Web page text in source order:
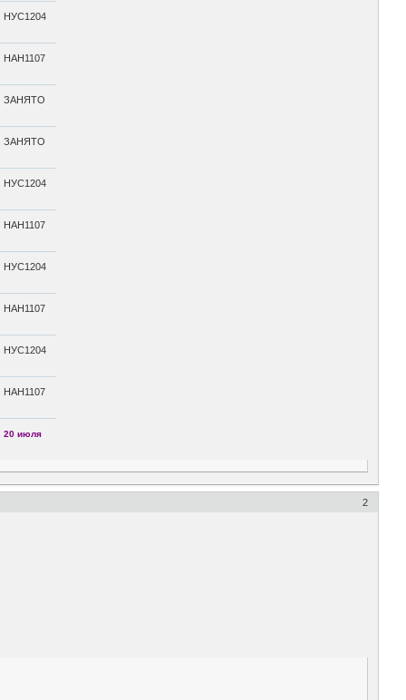
НУС1204
НАН1107
ЗАНЯТО
ЗАНЯТО
НУС1204
НАН1107
НУС1204
НАН1107
НУС1204
НАН1107
20 июля
2